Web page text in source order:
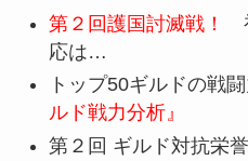
第２回護国討滅戦！
応は…
トップ50ギルドの戦
ルド戦力分析』
第２回 ギルド対抗栄